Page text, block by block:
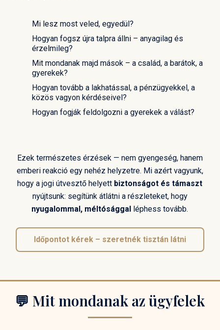
Mi lesz most veled, egyedül?
Hogyan fogsz újra talpra állni – anyagilag és
érzelmileg?
Mit mondanak majd mások – a család, a barátok, a
gyerekek?
Hogyan tovább a lakhatással, a pénzügyekkel, a
közös vagyon kérdéseivel?
Hogyan fogják feldolgozni a gyerekek a válást?
Ezek természetes érzések — nem gyengeség, hanem
emberi reakció egy nehéz helyzetre. Mi azért vagyunk,
hogy a jogi útvesztő helyett biztonságot és támaszt
nyújtsunk: segítünk átlátni a részleteket, hogy
nyugalommal, méltósággal léphess tovább.
Időpontot kérek – szeretnék tisztán látni
💬 Mit mondanak az ügyfelek